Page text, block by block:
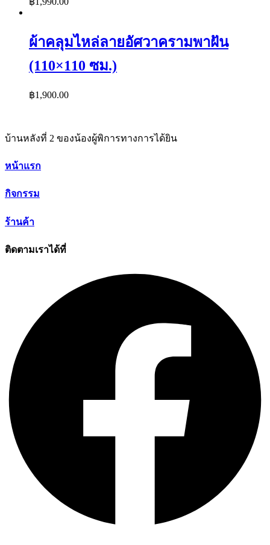
ผ้าคลุมไหล่ลายอัศวาครามพาฝัน
(110×110 ซม.)
฿1,900.00
บ้านหลังที่ 2 ของน้องผู้พิการทางการได้ยิน
หน้าแรก
กิจกรรม
ร้านค้า
ติดตามเราได้ที่